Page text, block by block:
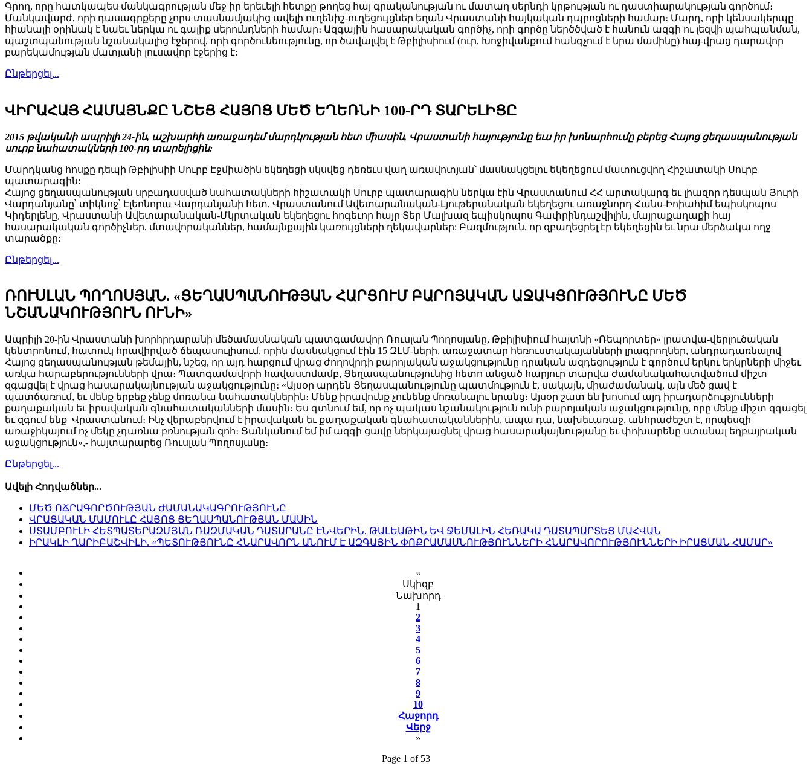
Գրող, որը հատկապես մանկագրության մեջ իր երեւելի հետքը թողեց հայ գրականության ու մատաղ սերնդի կրթության ու դաստիարակության գործում։
Մանկավարժ, որի դասագրքերը չորս տասնամյակից ավելի ուղենիշ-ուղեցույցներ եղան Վրաստանի հայկական դպրոցների համար։ Մարդ, որի կենսակերպը
հիանալի օրինակ է նաեւ ներկա ու գալիք սերունդների համար։ Ազգային հասարակական գործիչ, որի գործը ներծծված է հանուն ազգի ու լեզվի պահպանման,
պաշտպանության նշանակալից էջերով, որի գործունեությունը, որ ծավալվել է Թբիլիսիում (ուր, Խոջիվանքում հանգչում է նրա մամինը) հայ-վրաց դարավոր
բարեկամության մատյանի լուսավոր էջերից է:
Ընթերցել...
ՎԻՐԱՀԱՅ ՀԱՄԱՅՆՔԸ ՆՇԵՑ ՀԱՅՈՑ ՄԵԾ ԵՂԵՌՆԻ 100-ՐԴ ՏԱՐԵԼԻՑԸ
2015 թվականի ապրիլի 24-ին, աշխարհի առաջադեմ մարդկության հետ միասին, Վրաստանի հայությունը եւս իր խոնարհումը բերեց Հայոց ցեղասպանության
սուրբ նահատակների 100-րդ տարելիցին:
Մարդկանց հոսքը դեպի Թբիլիսիի Սուրբ Էջմիածին եկեղեցի սկսվեց դեռեւս վաղ առավոտյան՝ մասնակցելու եկեղեցում մատուցվող Հիշատակի Սուրբ
պատարագին:
Հայոց ցեղասպանության սրբադասված նահատակների հիշատակի Սուրբ պատարագին ներկա էին Վրաստանում ՀՀ արտակարգ եւ լիազոր դեսպան Յուրի
Վարդանյանը՝ տիկնոջ՝ Էլեոնորա Վարդանյանի հետ, Վրաստանում Ավետարանական-Լյութերանական եկեղեցու առաջնորդ Հանս-Իոիահիմ եպիսկոպոս
Կիդերլենը, Վրաստանի Ավետարանական-Մկրտական եկեղեցու հոգեւոր հայր Տեր Մալխազ եպիսկոպոս Գափրինդաշվիլին, մայրաքաղաքի հայ
հասարակական գործիչներ, մտավորականներ, համայնքային կառույցների ղեկավարներ: Բազմություն, որ զբաղեցրել էր եկեղեցին եւ նրա մերձակա ողջ
տարածքը:
Ընթերցել...
ՌՈՒՍԼԱՆ ՊՈՂՈՍՅԱՆ. «ՑԵՂԱՍՊԱՆՈՒԹՅԱՆ ՀԱՐՑՈՒՄ ԲԱՐՈՅԱԿԱՆ ԱՋԱԿՑՈՒԹՅՈՒՆԸ ՄԵԾ
ՆՇԱՆԱԿՈՒԹՅՈՒՆ ՈՒՆԻ»
Ապրիլի 20-ին Վրաստանի խորհրդարանի մեծամասնական պատգամավոր Ռուսլան Պողոսյանը, Թբիլիսիում հայտնի «Ռեպորտեր» լրատվա-վերլուծական
կենտրոնում, հատուկ հրավիրված ճեպասուլիսում, որին մասնակցում էին 15 ԶԼՄ-ների, առաջատար հեռուստակայանների լրագրողներ, անդրադառնալով
Հայոց ցեղասպանության թեմային, նշեց, որ այդ հարցում վրաց ժողովրդի բարոյական աջակցությունը դրական ազդեցություն է գործում երկու երկրների միջեւ
առկա հարաբերությունների վրա։ Պատգամավորի հավաստմամբ, Ցեղասպանությունից հետո անցած հարյուր տարվա ժամանակահատվածում միշտ
զգացվել է վրաց հասարակայնության աջակցությունը։ «Այսօր արդեն Ցեղասպանությունը պատմություն է, սակայն, միաժամանակ, այն մեծ ցավ է
պատճառում, եւ մենք երբեք չենք մոռանա նահատակներին։ Մենք իրավունք չունենք մոռանալու նրանց։ Այսօր շատ են խոսում այդ իրադարձությունների
քաղաքական եւ իրավական գնահատականների մասին։ Ես գտնում եմ, որ ոչ պակաս նշանակություն ունի բարոյական աջակցությունը, որը մենք միշտ զգացել
եւ զգում ենք Վրաստանում։ Ինչ վերաբերվում է իրավական եւ քաղաքական գնահատականներին, ապա դա, նախեւառաջ, անհրաժեշտ է, որպեսզի
առաջիկայում ոչ մեկը չդառնա բռնության զոհ։ Ցանկանում եմ իմ ազգի ցավը ներկայացնել վրաց հասարակայնությանը եւ փոխարենը ստանալ եղբայրական
աջակցություն»,- հայտարարեց Ռուսլան Պողոսյանը։
Ընթերցել...
Ավելի Հոդվածներ...
ՄԵԾ ՈՃՐԱԳՈՐԾՈՒԹՅԱՆ ԺԱՄԱՆԱԿԱԳՐՈՒԹՅՈՒՆԸ
ՎՐԱՑԱԿԱՆ ՄԱՄՈՒԼԸ ՀԱՅՈՑ ՑԵՂԱՍՊԱՆՈՒԹՅԱՆ ՄԱՍԻՆ
ՍՏԱՄԲՈՒԼԻ ՀԵՏՊԱՏԵՐԱԶՄՅԱՆ ՌԱԶՄԱԿԱՆ ԴԱՏԱՐԱՆԸ ԷՆՎԵՐԻՆ, ԹԱԼԵԱԹԻՆ ԵՎ ՋԵՄԱԼԻՆ ՀԵՌԱԿԱ ԴԱՏԱՊԱՐՏԵՑ ՄԱՀՎԱՆ
ԻՐԱԿԼԻ ՂԱՐԻԲԱՇՎԻԼԻ. «ՊԵՏՈՒԹՅՈՒՆԸ ՀՆԱՐԱՎՈՐՆ ԱՆՈՒՄ Է ԱԶԳԱՅԻՆ ՓՈՔՐԱՄԱՍՆՈՒԹՅՈՒՆՆԵՐԻ ՀՆԱՐԱՎՈՐՈՒԹՅՈՒՆՆԵՐԻ ԻՐԱՑՄԱՆ ՀԱՄԱՐ»
«
Սկիզբ
Նախորդ
1
2
3
4
5
6
7
8
9
10
Հաջորդ
Վերջ
»
Page 1 of 53